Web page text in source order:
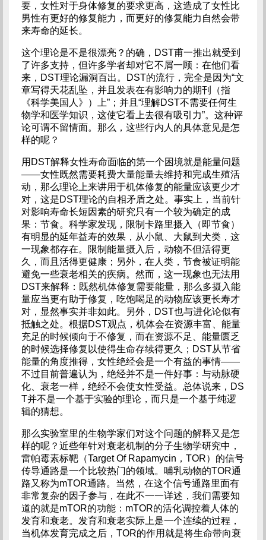
要，女性对于身体修复的要求更高，这造成了女性比
男性有更好的修复能力，而更好的修复能力自然会带
来寿命的延长。
这个理论是不是很漂亮？的确，DST甫一推出就受到
了许多支持，但许多学者却对它不屑一顾：在他们看
来，DST理论漏洞百出。DST的流行，完全是因为“文
章写得天花乱坠，并且发表在有影响力的期刊（指
《科学美国人》）上”；并且“理解DST不需要任何生
物学和医学知识，这使它看上去很有吸引力”。这种评
论可谓不留情面。那么，这些行内人的具体意见是怎
样的呢？
用DST解释女性寿命面临的第一个困境就是能量问题
——女性既然需要耗费大量能量去维持和完成生殖活
动，那么理论上来讲用于机体修复的能量应该更少才
对，这是DST理论的自相矛盾之处。事实上，当前针
对影响寿命长短因素的研究只有一个较为确定的成
果：节食。科学家发现，限制卡路里摄入（即节食）
有明显的延年益寿的效果，从小鼠、大鼠到犬类，这
一现象都存在。限制能量摄入后，动物不但活得更
久，而且活得更健康；另外，在人类，节食被证明能
避免一些衰老相关的疾病。然而，这一现象也无法用
DST来解释：既然机体修复需要能量，那么多摄入能
量应当更有助于修复，吃饱喝足的动物应该更长寿才
对，显然事实并非如此。另外，DST也与进化论似有
抵触之处。根据DST观点，机体会在资源丰富、能量
充足的时候倾向于不修复，而在资源不足、能量匮乏
的时候选择修复以使得生命存续得更久；DST从节省
能量的角度推得，女性绝经会是一个有益的事情——
不过目前普遍认为，绝经并不是一件好事：与动脉硬
化、衰老一样，绝经不会使女性受益。总体说来，DS
T并不是一个基于实验的理论，而只是一个基于纯逻
辑的猜想。
那么实验室里的生物学家们对这个问题的解释又是怎
样的呢？近些年针对衰老机制的分子生物学研究中，
雷帕霉素标靶（Target Of Rapamycin，TOR）的信号
传导通路是一个比较热门的领域。哺乳动物的TOR通
路又称为mTOR通路。当然，在这个信号通路里面有
非常复杂的因子参与，在此不一一详述，我们需要知
道的就是mTOR的功能：mTOR的活化调控着人体的
发育和衰老。发育和衰老实际上是一个连续的过程，
当机体发育完成之后，TOR的作用就是将生命带向衰